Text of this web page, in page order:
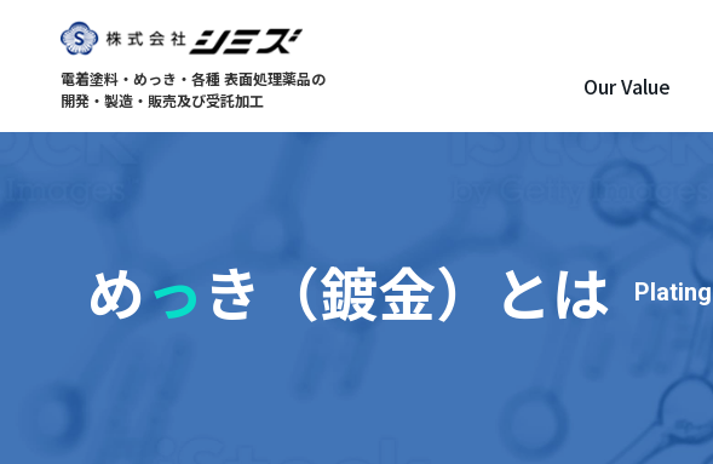
電着塗料・めっき・各種 表面処理薬品の
開発・製造・販売及び受託加工
Our Value
めっき（鍍金）とは Plating